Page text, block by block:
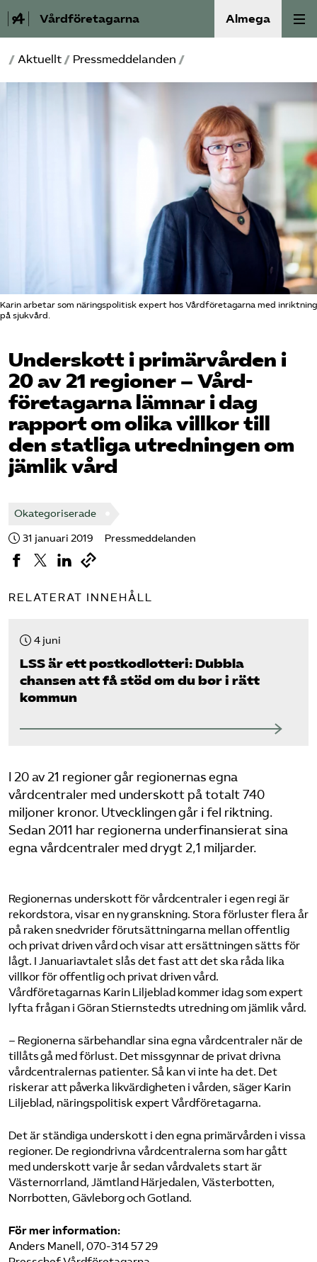
Vårdföretagarna Almega
Välfärdskriminalitet
Kontakt
Mina sidor
Privat Vårdfakta
Bli medlem
Sök på vardforetagarna.se
Press
/ Aktuellt / Pressmeddelanden /
Karin arbetar som näringspolitisk expert hos Vårdföretagarna med inriktning
på sjukvård.
Underskott i primärvården i
20 av 21 regioner – Vård­
företagarna lämnar i dag
rapport om olika villkor till
den statliga utredningen om
jämlik vård
Okategoriserade
31 januari 2019 Pressmeddelanden
RELATERAT INNEHÅLL
4 juni
LSS är ett postkodlotteri: Dubbla
chansen att få stöd om du bor i rätt
kommun
I 20 av 21 regioner går regionernas egna
vårdcentraler med underskott på totalt 740
miljoner kronor. Utvecklingen går i fel riktning.
Sedan 2011 har regionerna underfinansierat sina
egna vårdcentraler med drygt 2,1 miljarder.
Regionernas underskott för vårdcentraler i egen regi är
rekordstora, visar en ny granskning. Stora förluster flera år
på raken snedvrider förutsättningarna mellan offentlig
och privat driven vård och visar att ersättningen sätts för
lågt. I Januariavtalet slås det fast att det ska råda lika
villkor för offentlig och privat driven vård.
Vårdföretagarnas Karin Liljeblad kommer idag som expert
lyfta frågan i Göran Stiernstedts utredning om jämlik vård.
– Regionerna särbehandlar sina egna vårdcentraler när de
tillåts gå med förlust. Det missgynnar de privat drivna
vårdcentralernas patienter. Så kan vi inte ha det. Det
riskerar att påverka likvärdigheten i vården, säger Karin
Liljeblad, näringspolitisk expert Vårdföretagarna.
Det är ständiga underskott i den egna primärvården i vissa
regioner. De regiondrivna vårdcentralerna som har gått
med underskott varje år sedan vårdvalets start är
Västernorrland, Jämtland Härjedalen, Västerbotten,
Norrbotten, Gävleborg och Gotland.
För mer information:
Anders Manell, 070-314 57 29